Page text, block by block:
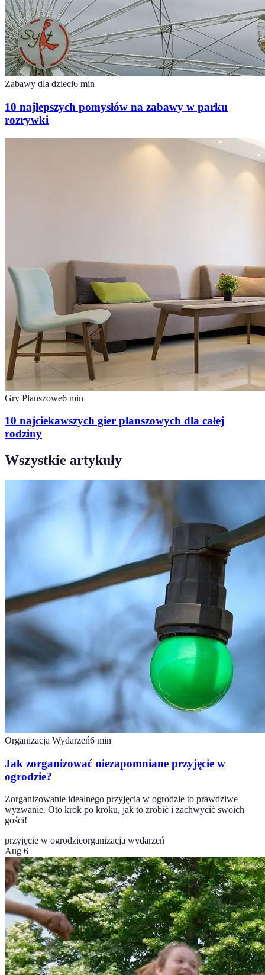
Zabawy dla dzieci6 min
10 najlepszych pomysłów na zabawy w parku
rozrywki
Gry Planszowe6 min
10 najciekawszych gier planszowych dla całej
rodziny
Wszystkie artykuły
Organizacja Wydarzeń6 min
Jak zorganizować niezapomniane przyjęcie w
ogrodzie?
Zorganizowanie idealnego przyjęcia w ogrodzie to prawdziwe
wyzwanie. Oto krok po kroku, jak to zrobić i zachwycić swoich
gości!
przyjęcie w ogrodzieorganizacja wydarzeń
Aug 6